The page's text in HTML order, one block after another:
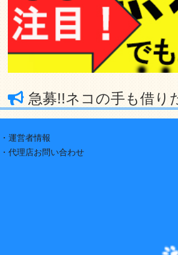
急募!!ネコの手も借り
・運営者情報
・代理店お問い合わせ